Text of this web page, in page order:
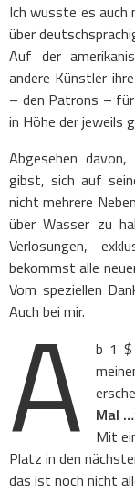
Ich wusste es auch
über
Auf der
andere Künstler
– den Patrons –
in Höhe der jeweils
Abgesehen
gibst, sich auf
nicht mehrere
über Wasser zu
Verlosungen,
bekommst alle
Vom speziellen
Auch bei mir.
A
b 1 $
Mal
Mit
Platz in den
das ist noch nicht